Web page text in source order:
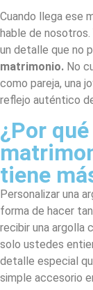
Cuando llega ese
hable de
un detalle que no
matrimonio. No
como pareja, una
reflejo auténtico
¿Por
tiene
Personalizar una
forma de hacer
recibir una argolla
solo ustedes
detalle especial
simple accesorio